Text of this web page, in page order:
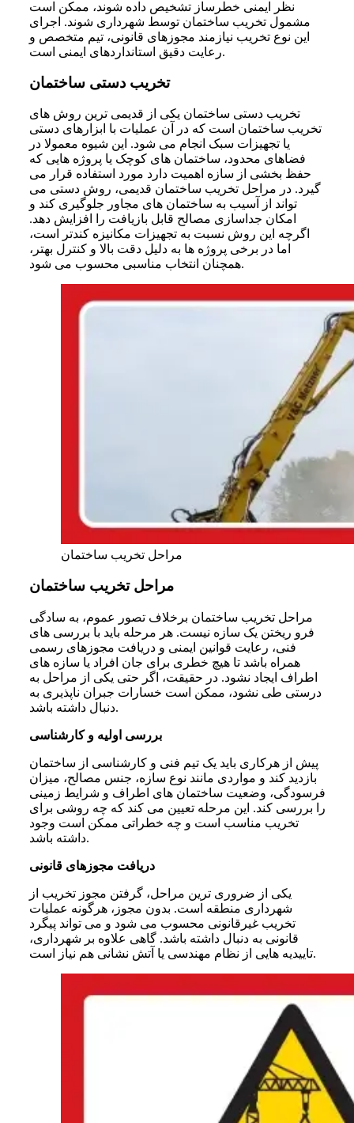
نظر ایمنی خطرساز تشخیص داده شوند، ممکن است
مشمول تخریب ساختمان توسط شهرداری شوند. اجرای
این نوع تخریب نیازمند مجوزهای قانونی، تیم متخصص و
رعایت دقیق استانداردهای ایمنی است.
تخریب دستی ساختمان
تخریب دستی ساختمان یکی از قدیمی ترین روش های
تخریب ساختمان است که در آن عملیات با ابزارهای دستی
یا تجهیزات سبک انجام می شود. این شیوه معمولا در
فضاهای محدود، ساختمان های کوچک یا پروژه هایی که
حفظ بخشی از سازه اهمیت دارد مورد استفاده قرار می
گیرد. در مراحل تخریب ساختمان قدیمی، روش دستی می
تواند از آسیب به ساختمان های مجاور جلوگیری کند و
امکان جداسازی مصالح قابل بازیافت را افزایش دهد.
اگرچه این روش نسبت به تجهیزات مکانیزه کندتر است،
اما در برخی پروژه ها به دلیل دقت بالا و کنترل بهتر،
همچنان انتخاب مناسبی محسوب می شود.
مراحل تخریب ساختمان
مراحل تخریب ساختمان
مراحل تخریب ساختمان برخلاف تصور عموم، به سادگی
فرو ریختن یک سازه نیست. هر مرحله باید با بررسی های
فنی، رعایت قوانین ایمنی و دریافت مجوزهای رسمی
همراه باشد تا هیچ خطری برای جان افراد یا سازه های
اطراف ایجاد نشود. در حقیقت، اگر حتی یکی از مراحل به
درستی طی نشود، ممکن است خسارات جبران ناپذیری به
دنبال داشته باشد.
بررسی اولیه و کارشناسی
پیش از هرکاری باید یک تیم فنی و کارشناسی از ساختمان
بازدید کند و مواردی مانند نوع سازه، جنس مصالح، میزان
فرسودگی، وضعیت ساختمان های اطراف و شرایط زمینی
را بررسی کند. این مرحله تعیین می کند که چه روشی برای
تخریب مناسب است و چه خطراتی ممکن است وجود
داشته باشد.
دریافت مجوزهای قانونی
یکی از ضروری ترین مراحل، گرفتن مجوز تخریب از
شهرداری منطقه است. بدون مجوز، هرگونه عملیات
تخریب غیرقانونی محسوب می شود و می تواند پیگرد
قانونی به دنبال داشته باشد. گاهی علاوه بر شهرداری،
تاییدیه هایی از نظام مهندسی یا آتش نشانی هم نیاز است.